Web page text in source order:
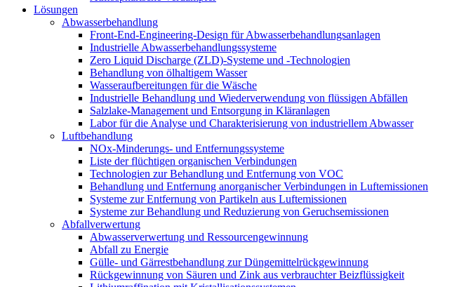
Lösungen
Abwasserbehandlung
Front-End-Engineering-Design für Abwasserbehandlungsanlagen
Industrielle Abwasserbehandlungssysteme
Zero Liquid Discharge (ZLD)-Systeme und -Technologien
Behandlung von ölhaltigem Wasser
Wasseraufbereitungen für die Wäsche
Industrielle Behandlung und Wiederverwendung von flüssigen Abfällen
Salzlake-Management und Entsorgung in Kläranlagen
Labor für die Analyse und Charakterisierung von industriellem Abwasser
Luftbehandlung
NOx-Minderungs- und Entfernungssysteme
Liste der flüchtigen organischen Verbindungen
Technologien zur Behandlung und Entfernung von VOC
Behandlung und Entfernung anorganischer Verbindungen in Luftemissionen
Systeme zur Entfernung von Partikeln aus Luftemissionen
Systeme zur Behandlung und Reduzierung von Geruchsemissionen
Abfallverwertung
Abwasserverwertung und Ressourcengewinnung
Abfall zu Energie
Gülle- und Gärrestbehandlung zur Düngemittelrückgewinnung
Rückgewinnung von Säuren und Zink aus verbrauchter Beizflüssigkeit